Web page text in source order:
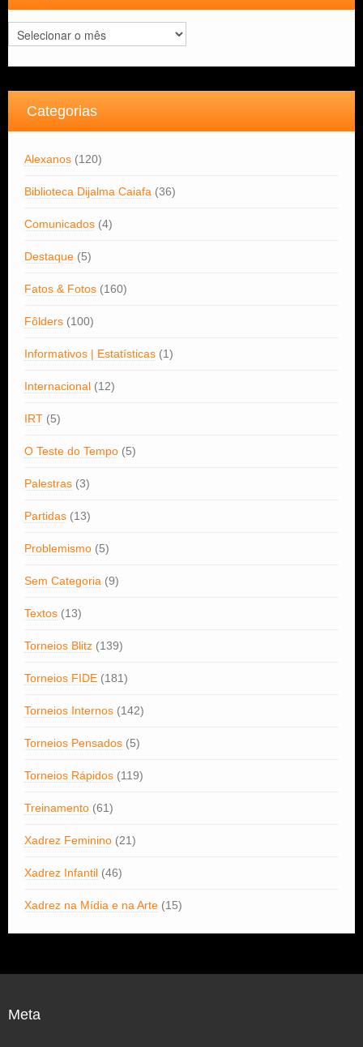
Arquivos
Categorias
Alexanos (120)
Biblioteca Dijalma Caiafa (36)
Comunicados (4)
Destaque (5)
Fatos & Fotos (160)
Fôlders (100)
Informativos | Estatísticas (1)
Internacional (12)
IRT (5)
O Teste do Tempo (5)
Palestras (3)
Partidas (13)
Problemismo (5)
Sem Categoria (9)
Textos (13)
Torneios Blitz (139)
Torneios FIDE (181)
Torneios Internos (142)
Torneios Pensados (5)
Torneios Rápidos (119)
Treinamento (61)
Xadrez Feminino (21)
Xadrez Infantil (46)
Xadrez na Mídia e na Arte (15)
Meta